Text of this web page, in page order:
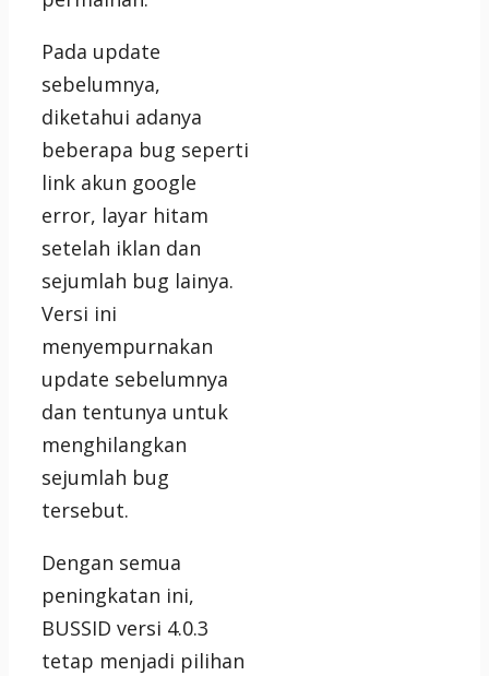
Pada update
sebelumnya,
diketahui adanya
beberapa bug seperti
link akun google
error, layar hitam
setelah iklan dan
sejumlah bug lainya.
Versi ini
menyempurnakan
update sebelumnya
dan tentunya untuk
menghilangkan
sejumlah bug
tersebut.
Dengan semua
peningkatan ini,
BUSSID versi 4.0.3
tetap menjadi pilihan